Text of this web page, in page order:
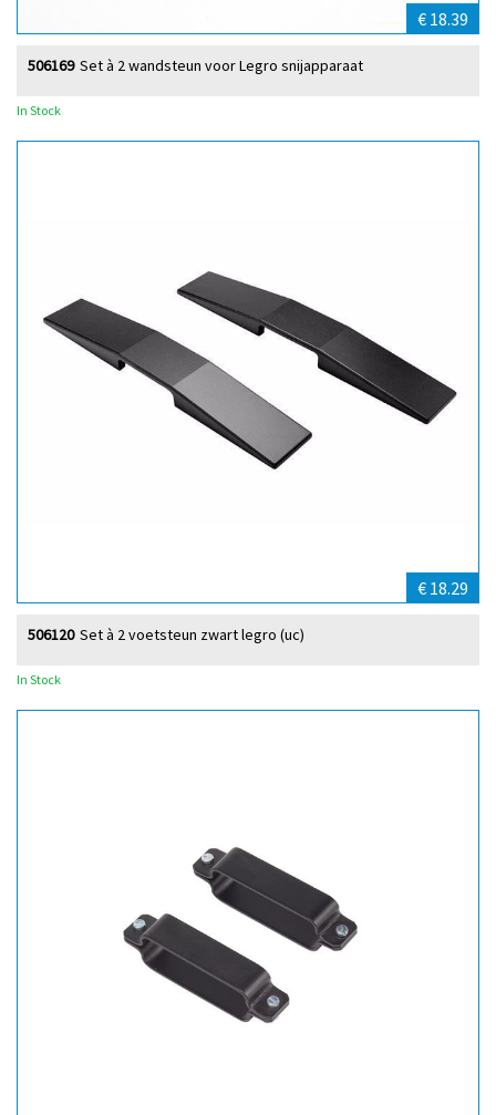
€ 18.39
Set à 2 wandsteun voor Legro snijapparaat
506169
In Stock
€ 18.29
Set à 2 voetsteun zwart legro (uc)
506120
In Stock